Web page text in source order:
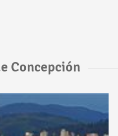
Concepción